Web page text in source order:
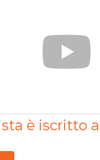
è iscritto